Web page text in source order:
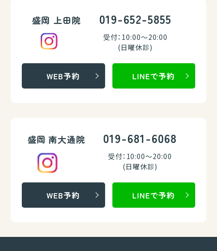
盛岡 上田院 019-652-5855
受付：10:00～20:00
(日曜休診)
WEB予約 LINEで予約
盛岡 南大通院 019-681-6068
受付：10:00～20:00
(日曜休診)
WEB予約 LINEで予約